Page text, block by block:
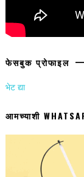
फेसबुक प्रोफाइल
भेट द्या
आमच्याशी